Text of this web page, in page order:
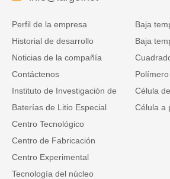
Perfil de la empresa
Historial de desarrollo
Noticias de la compañía
Contáctenos
Instituto de Investigación de
Baterías de Litio Especial
Centro Tecnológico
Centro de Fabricación
Centro Experimental
Tecnología del núcleo
Baja
Baja
Célula
Célula a